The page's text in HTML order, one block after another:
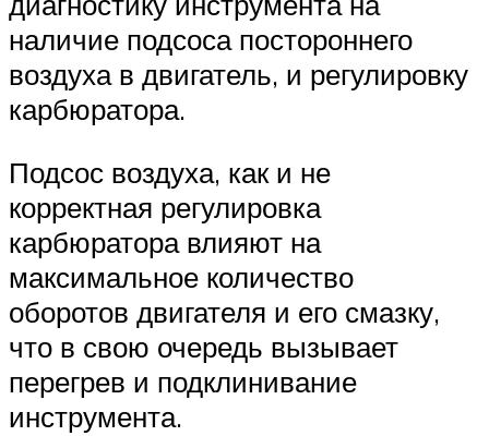
наличие подсоса постороннего
воздуха в двигатель, и регулировку
карбюратора.
Подсос воздуха, как и не
корректная регулировка
карбюратора влияют на
максимальное количество
оборотов двигателя и его смазку,
что в свою очередь вызывает
перегрев и подклинивание
инструмента.